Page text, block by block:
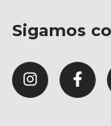
Sigamos